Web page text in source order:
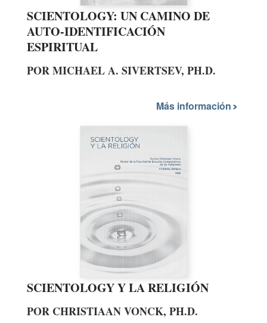
SCIENTOLOGY: UN CAMINO DE
AUTO-IDENTIFICACIÓN
ESPIRITUAL
POR MICHAEL A. SIVERTSEV, PH.D.
Más información
SCIENTOLOGY Y LA RELIGIÓN
POR CHRISTIAAN VONCK, PH.D.